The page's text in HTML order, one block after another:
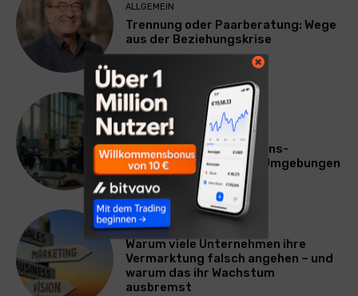
ALLGEMEIN
Trennung oder Paarberatung: Wege
aus der Beziehungskrise
TECHNIK
SourcingBlox startet
CentaurNexus: Operations-
Plattform für Zscaler-Umgebungen
WERBUNG & MARKETING
Warum viele Unternehmen ihre
Vermarktung falsch angehen – und
warum das ihr Wachstum
ausbremst